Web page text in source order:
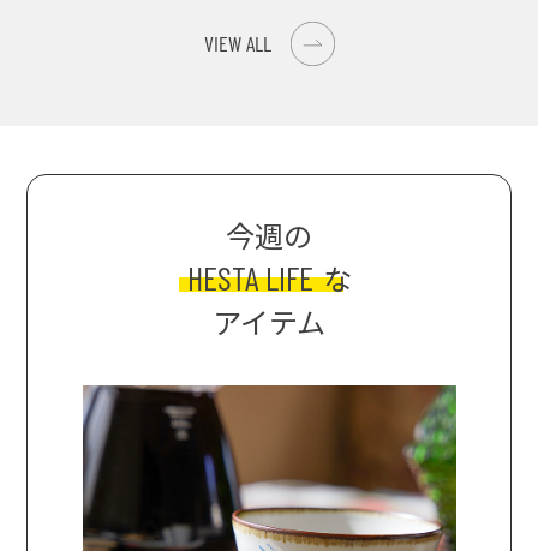
VIEW ALL
今週の
HESTA LIFE な
アイテム